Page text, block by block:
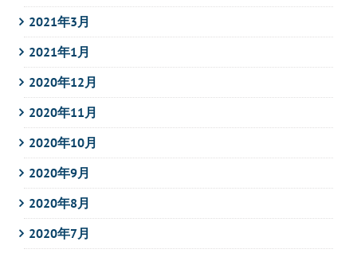
2021年3月
2021年1月
2020年12月
2020年11月
2020年10月
2020年9月
2020年8月
2020年7月